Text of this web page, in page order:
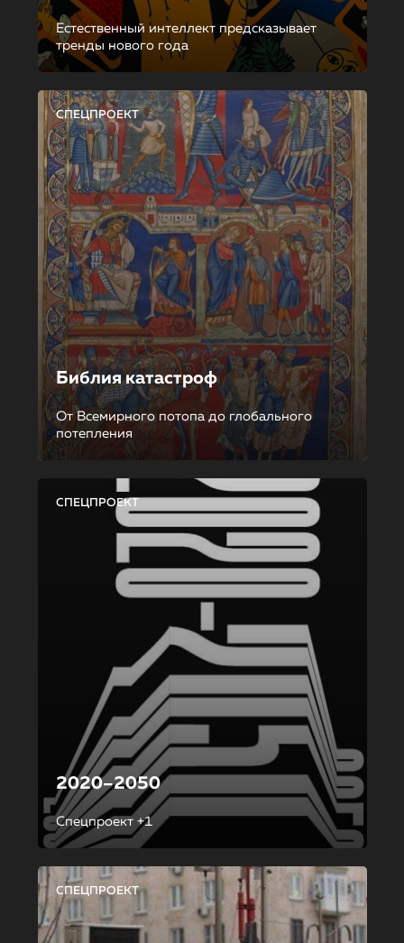
Естественный интеллект предсказывает
тренды нового года
СПЕЦПРОЕКТ
Библия катастроф
От Всемирного потопа до глобального
потепления
СПЕЦПРОЕКТ
2020–2050
Спецпроект +1
СПЕЦПРОЕКТ